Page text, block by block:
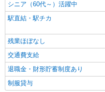
シニア（60代～）活躍中
駅直結・駅チカ
残業ほぼなし
交通費支給
退職金・財形貯蓄制度あり
制服貸与